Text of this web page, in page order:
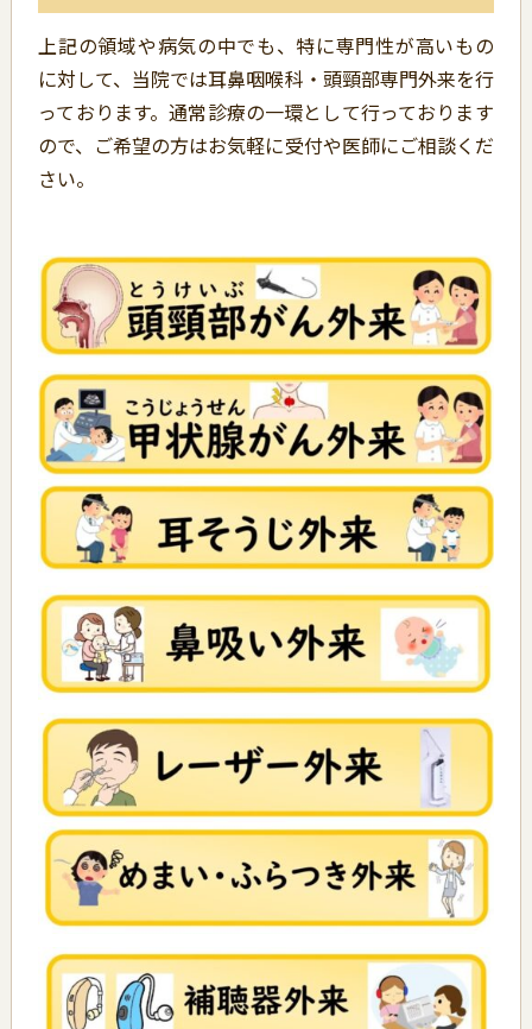
上記の領域や病気の中でも、特に専門性が高いもの
に対して、当院では耳鼻咽喉科・頭頸部専門外来を行
っております。通常診療の一環として行っております
ので、ご希望の方はお気軽に受付や医師にご相談くだ
さい。